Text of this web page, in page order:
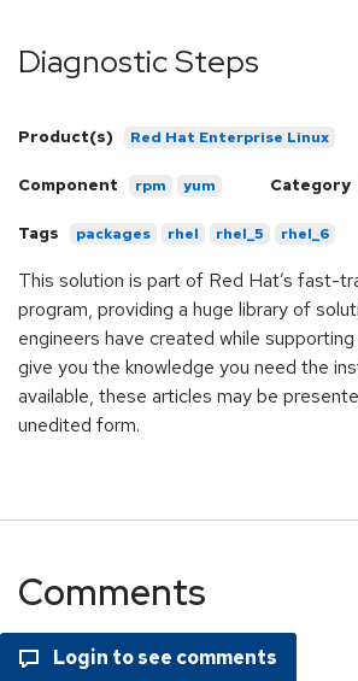
Diagnostic Steps
Product(s) Red Hat Enterprise Linux
Component rpm yum Category
Tags packages rhel rhel_5 rhel_6
This solution is part of Red Hat’s fast-
program, providing a huge library of
engineers have created while
give you the knowledge you need the
available, these articles may be
unedited form.
Comments